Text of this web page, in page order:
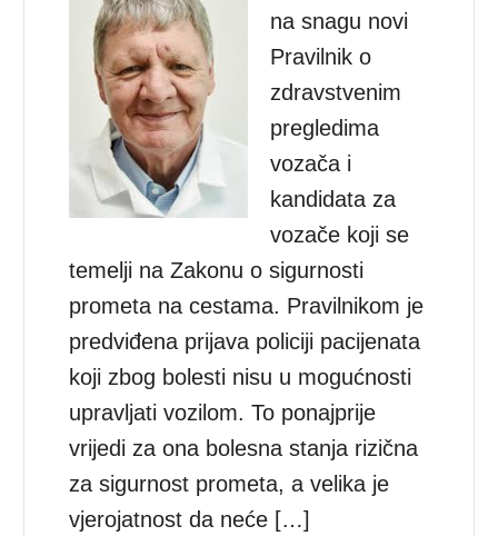
na snagu novi
Pravilnik o
zdravstvenim
pregledima
vozača i
kandidata za
vozače koji se
temelji na Zakonu o sigurnosti
prometa na cestama. Pravilnikom je
predviđena prijava policiji pacijenata
koji zbog bolesti nisu u mogućnosti
upravljati vozilom. To ponajprije
vrijedi za ona bolesna stanja rizična
za sigurnost prometa, a velika je
vjerojatnost da neće […]